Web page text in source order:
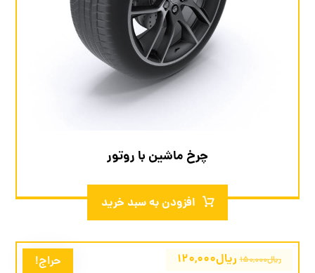
چرخ ماشین با روتور
افزودن به سبد خرید
ریال۱۵۰,۰۰۰ ریال۱۲۰,۰۰۰ حراج!